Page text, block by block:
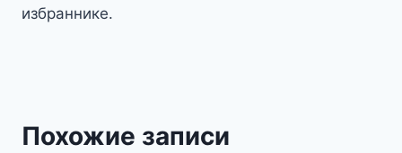
избраннике.
Похожие записи